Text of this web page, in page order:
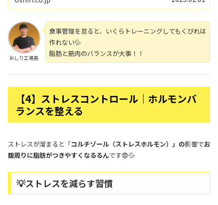
おしり工場長
食事管理を怠ると、いくらトレーニングしてもくびれは
作れない💦
脂肪と筋肉のバランスが大事！！
【4】ストレスコントロール｜ホルモンバ
ランスを整える
ストレスが溜まると「コルチゾール（ストレスホルモン）」の影響でお
腹周りに脂肪がつきやすくなるるんです😨💦
💡ストレスを減らす習慣